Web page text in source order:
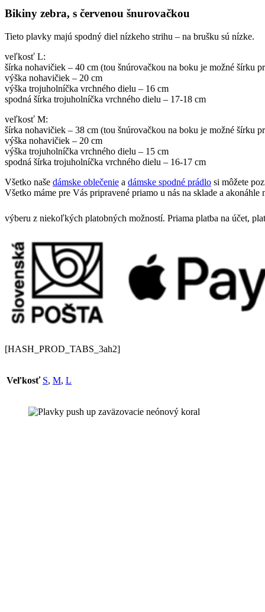
Bikiny zebra, s červenou šnurovačkou
Tieto plavky majú spodný diel nízkeho strihu – na brušku sú nízke.
veľkosť L:
šírka nohavičiek – 40 cm (tou šnúrovačkou na boku je možné šírku
výška nohavičiek – 20 cm
výška trojuholníčka vrchného dielu – 16 cm
spodná šírka trojuholníčka vrchného dielu – 17-18 cm
veľkosť M:
šírka nohavičiek – 38 cm (tou šnúrovačkou na boku je možné šírku
výška nohavičiek – 20 cm
výška trojuholníčka vrchného dielu – 15 cm
spodná šírka trojuholníčka vrchného dielu – 16-17 cm
Všetko naše dámske oblečenie a dámske spodné prádlo si môžete
Všetko máme pre Vás pripravené priamo u nás na sklade a
výberu z niekoľkých platobných možností. Priama platba na účet,
[HASH_PROD_TABS_3ah2]
Veľkosť S, M, L